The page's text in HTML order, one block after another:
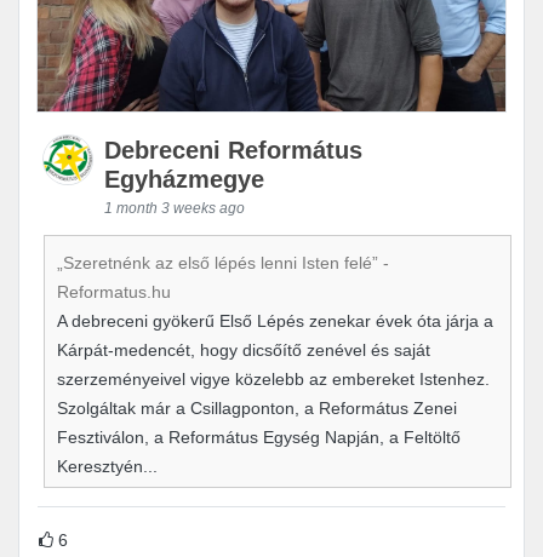
Debreceni Református
Egyházmegye
1 month 3 weeks ago
„Szeretnénk az első lépés lenni Isten felé” -
Reformatus.hu
A debreceni gyökerű Első Lépés zenekar évek óta járja a
Kárpát-medencét, hogy dicsőítő zenével és saját
szerzeményeivel vigye közelebb az embereket Istenhez.
Szolgáltak már a Csillagponton, a Református Zenei
Fesztiválon, a Református Egység Napján, a Feltöltő
Keresztyén...
6